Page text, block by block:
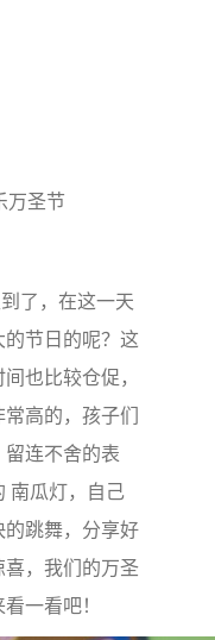
万圣节
了，在这一天
节日的呢？这
也比较仓促，
高的，孩子们
连不舍的表
南瓜灯，自己
跳舞，分享好
，我们的万圣
一看吧！